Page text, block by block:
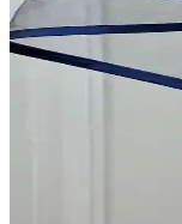
İki popüler Rima
Atakent Süs ve
İki farklı balon zinciri
Masalsı
İki markanın epoksi